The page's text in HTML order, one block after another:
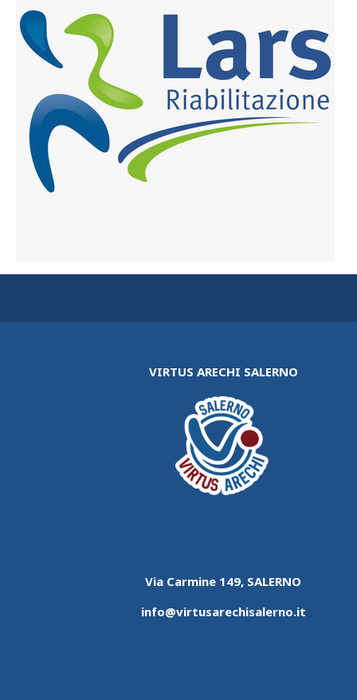
VIRTUS ARECHI SALERNO
Via Carmine 149, SALERNO
info@virtusarechisalerno.it